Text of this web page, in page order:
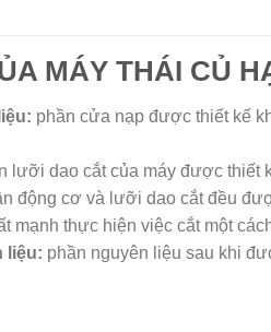
MÁY THÁI CỦ
phần cửa nạp được thiết kế
lưỡi dao cắt của máy được thiết
động cơ và lưỡi dao cắt đều
mạnh thực hiện việc cắt một
liệu: phần nguyên liệu sau khi